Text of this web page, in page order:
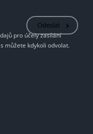
Odeslat
pro účely zasílání
můžete kdykoli odvolat.